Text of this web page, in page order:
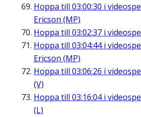
Hoppa till 03:00:30 i
Ericson (MP)
Hoppa till 03:02:37 i
Hoppa till 03:04:44i
Ericson (MP)
Hoppa till 03:06:26 i
(V)
Hoppa till 03:16:04i
(L)